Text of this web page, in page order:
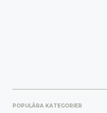
POPULÄRA KATEGORIER